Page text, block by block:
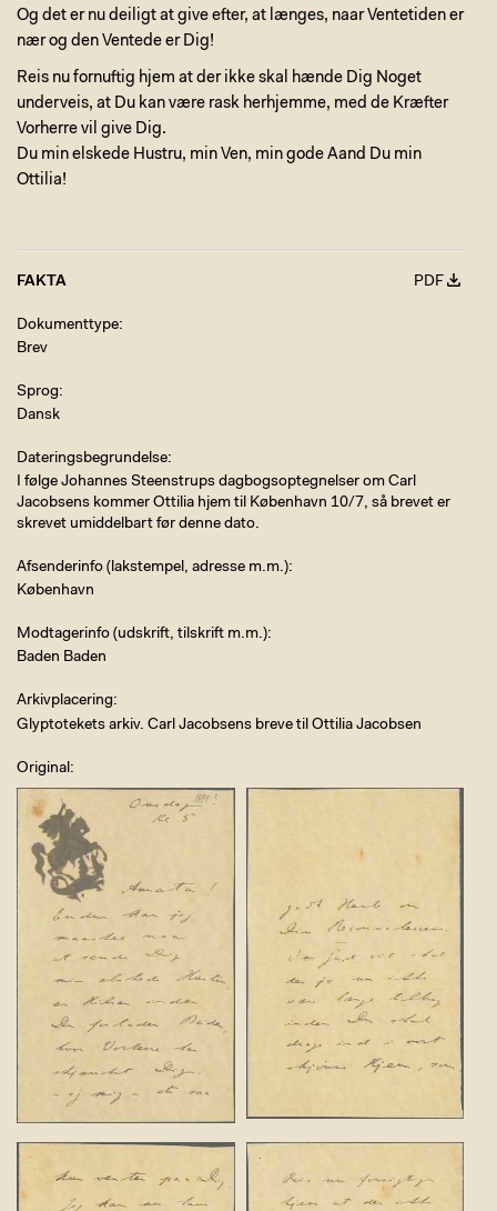
Og det er nu deiligt at give efter, at længes, naar Ventetiden er
nær og den Ventede er Dig!
Reis nu fornuftig hjem at der ikke skal hænde Dig Noget
underveis, at Du kan være rask herhjemme, med de Kræfter
Vorherre vil give Dig.
Du min elskede Hustru, min Ven, min gode Aand Du min
Ottilia!
FAKTA PDF
Dokumenttype
Brev
Sprog
Dansk
Dateringsbegrundelse
I følge Johannes Steenstrups dagbogsoptegnelser om Carl
Jacobsens kommer Ottilia hjem til København 10/7, så brevet er
skrevet umiddelbart før denne dato.
Afsenderinfo (lakstempel, adresse m.m.)
København
Modtagerinfo (udskrift, tilskrift m.m.)
Baden Baden
Arkivplacering
Glyptotekets arkiv. Carl Jacobsens breve til Ottilia Jacobsen
Original